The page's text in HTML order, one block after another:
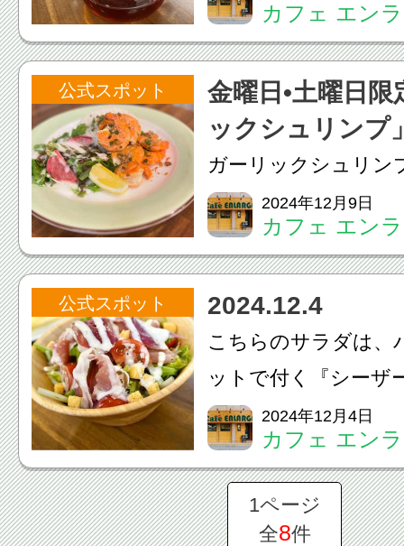
1/3（金）まで冬季
だきますのでよろし
す‍♀️年始は1/4（土...
カフェ エン
公式スポット
金曜日•土曜日
ックシュリンプ
ガーリックシュリン
をいちょう祭りでご
曜日•土曜日限定で
す☺️✨準備している
次第終了です！ご予
電話でのご予約お待
2024年12月9日
カフェ エン
公式スポット 2024.12.4
こちらのサラダは、
ットで付く『シーザ
りますハモンセラー
い生ハムを一枚使用
サラダだけでも食べ
☺️✨甘いパンケーキ
2024年12月4日
カフェ エン
1ページ
全8件